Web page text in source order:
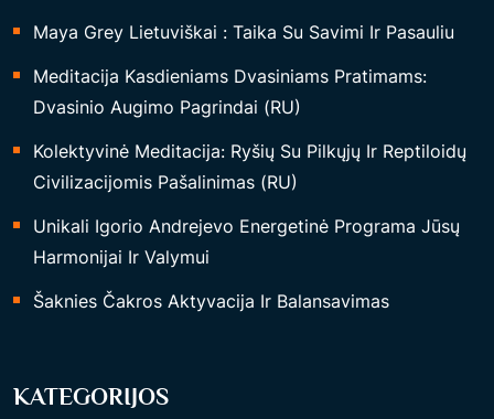
Maya Grey Lietuviškai : Taika Su Savimi Ir Pasauliu
Meditacija Kasdieniams Dvasiniams Pratimams:
Dvasinio Augimo Pagrindai (RU)
Kolektyvinė Meditacija: Ryšių Su Pilkųjų Ir Reptiloidų
Civilizacijomis Pašalinimas (RU)
Unikali Igorio Andrejevo Energetinė Programa Jūsų
Harmonijai Ir Valymui
Šaknies Čakros Aktyvacija Ir Balansavimas
KATEGORIJOS